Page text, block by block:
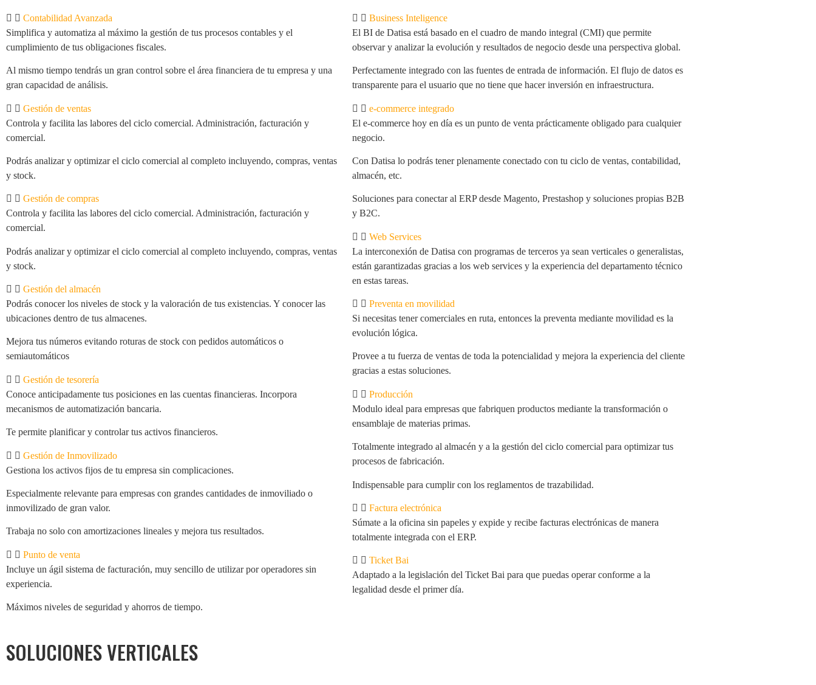
Contabilidad Avanzada
Simplifica y automatiza al máximo la gestión de tus procesos contables y el
cumplimiento de tus obligaciones fiscales.
Al mismo tiempo tendrás un gran control sobre el área financiera de tu empresa y una
gran capacidad de análisis.
Gestión de ventas
Controla y facilita las labores del ciclo comercial. Administración, facturación y
comercial.
Podrás analizar y optimizar el ciclo comercial al completo incluyendo, compras, ventas
y stock.
Gestión de compras
Controla y facilita las labores del ciclo comercial. Administración, facturación y
comercial.
Podrás analizar y optimizar el ciclo comercial al completo incluyendo, compras, ventas
y stock.
Gestión del almacén
Podrás conocer los niveles de stock y la valoración de tus existencias. Y conocer las
ubicaciones dentro de tus almacenes.
Mejora tus números evitando roturas de stock con pedidos automáticos o
semiautomáticos
Gestión de tesorería
Conoce anticipadamente tus posiciones en las cuentas financieras. Incorpora
mecanismos de automatización bancaria.
Te permite planificar y controlar tus activos financieros.
Gestión de Inmovilizado
Gestiona los activos fijos de tu empresa sin complicaciones.
Especialmente relevante para empresas con grandes cantidades de inmoviliado o
inmovilizado de gran valor.
Trabaja no solo con amortizaciones lineales y mejora tus resultados.
Punto de venta
Incluye un ágil sistema de facturación, muy sencillo de utilizar por operadores sin
experiencia.
Máximos niveles de seguridad y ahorros de tiempo.
Business Inteligence
El BI de Datisa está basado en el cuadro de mando integral (CMI) que permite
observar y analizar la evolución y resultados de negocio desde una perspectiva global.
Perfectamente integrado con las fuentes de entrada de información. El flujo de datos es
transparente para el usuario que no tiene que hacer inversión en infraestructura.
e-commerce integrado
El e-commerce hoy en día es un punto de venta prácticamente obligado para cualquier
negocio.
Con Datisa lo podrás tener plenamente conectado con tu ciclo de ventas, contabilidad,
almacén, etc.
Soluciones para conectar al ERP desde Magento, Prestashop y soluciones propias B2B
y B2C.
Web Services
La interconexión de Datisa con programas de terceros ya sean verticales o generalistas,
están garantizadas gracias a los web services y la experiencia del departamento técnico
en estas tareas.
Preventa en movilidad
Si necesitas tener comerciales en ruta, entonces la preventa mediante movilidad es la
evolución lógica.
Provee a tu fuerza de ventas de toda la potencialidad y mejora la experiencia del cliente
gracias a estas soluciones.
Producción
Modulo ideal para empresas que fabriquen productos mediante la transformación o
ensamblaje de materias primas.
Totalmente integrado al almacén y a la gestión del ciclo comercial para optimizar tus
procesos de fabricación.
Indispensable para cumplir con los reglamentos de trazabilidad.
Factura electrónica
Súmate a la oficina sin papeles y expide y recibe facturas electrónicas de manera
totalmente integrada con el ERP.
Ticket Bai
Adaptado a la legislación del Ticket Bai para que puedas operar conforme a la
legalidad desde el primer día.
SOLUCIONESVERTICALES